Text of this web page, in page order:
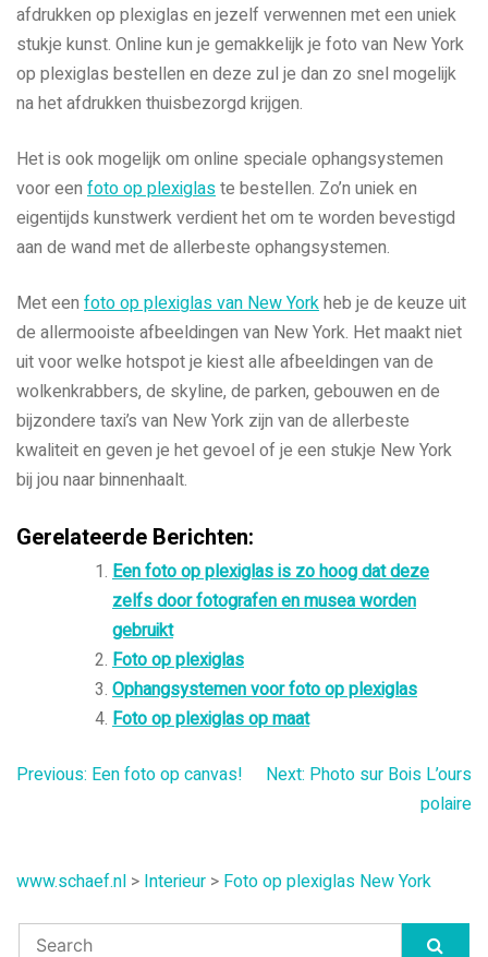
afdrukken op plexiglas en jezelf verwennen met een uniek
stukje kunst. Online kun je gemakkelijk je foto van New York
op plexiglas bestellen en deze zul je dan zo snel mogelijk
na het afdrukken thuisbezorgd krijgen.
Het is ook mogelijk om online speciale ophangsystemen
voor een foto op plexiglaste bestellen. Zo’n uniek en
eigentijds kunstwerk verdient het om te worden bevestigd
aan de wand met de allerbeste ophangsystemen.
Met een foto op plexiglas van New Yorkheb je de keuze uit
de allermooiste afbeeldingen van New York. Het maakt niet
uit voor welke hotspot je kiest alle afbeeldingen van de
wolkenkrabbers, de skyline, de parken, gebouwen en de
bijzondere taxi’s van New York zijn van de allerbeste
kwaliteit en geven je het gevoel of je een stukje New York
bij jou naar binnenhaalt.
Gerelateerde Berichten:
Een foto op plexiglas is zo hoog dat deze
zelfs door fotografen en musea worden
gebruikt
Foto op plexiglas
Ophangsystemen voor foto op plexiglas
Foto op plexiglas op maat
Bericht
Previous: Een foto op canvas! Next: Photo sur Bois L’ours
polaire
www.schaef.nl > Interieur > Foto op plexiglas New York